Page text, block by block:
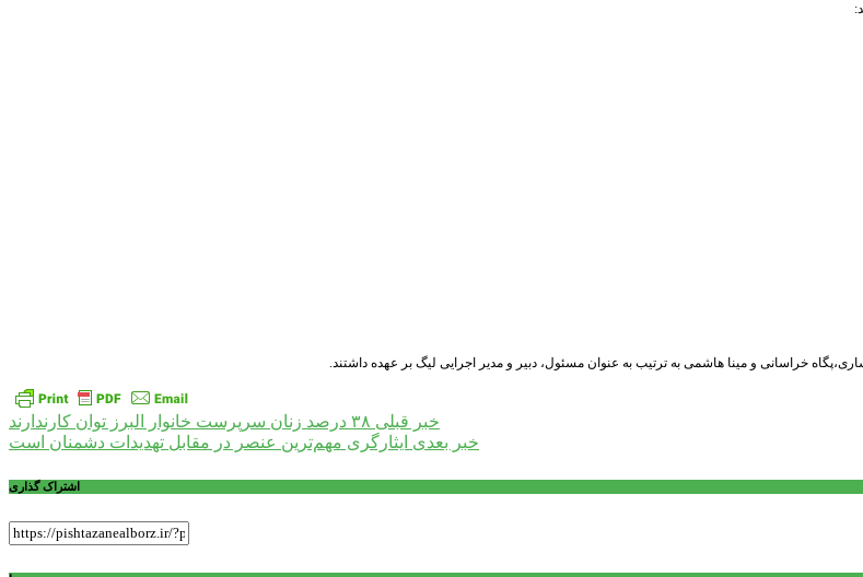
خراسانی و مینا هاشمی به ترتیب به عنوان مسئول، دبیر و مدیر اجرایی لیگ بر عهده داشتند.
راهبری
نوشته
خبر قبلی ۳۸ درصد زنان سرپرست خانوار البرز توان کارندارند
خبر بعدی ایثارگری مهم‌ترین عنصر در مقابل تهدیدات دشمنان است
اشتراک گذاری